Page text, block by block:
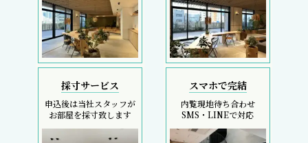
採寸サービス
申込後は当社スタッフが
お部屋を採寸致します
スマホで完結
内覧現地待ち合わせ
SMS・LINEで対応